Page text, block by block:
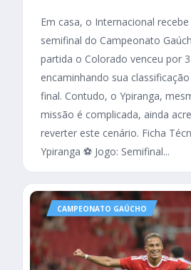
Em casa, o Internacional recebe
semifinal do Campeonato
partida o Colorado venceu por
encaminhando sua
final. Contudo, o Ypiranga,
missão é complicada, ainda
reverter este cenário. Ficha
Ypiranga ⚽ Jogo: Semifinal...
CAMPEONATO GAÚCHO